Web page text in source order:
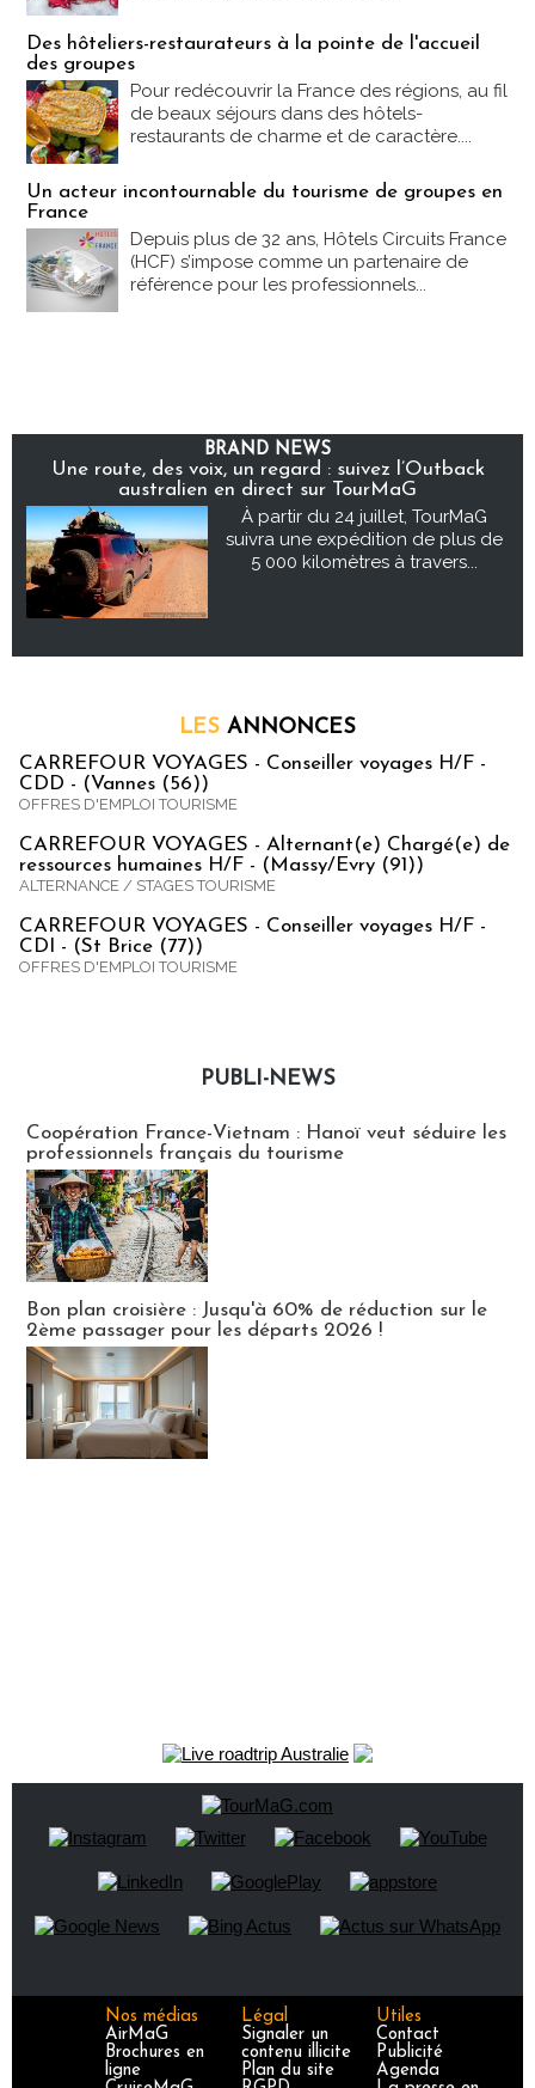
Des hôteliers-restaurateurs à la pointe de l'accueil
des groupes
Pour redécouvrir la France des régions, au fil
de beaux séjours dans des hôtels-
restaurants de charme et de caractère....
Un acteur incontournable du tourisme de groupes en
France
Depuis plus de 32 ans, Hôtels Circuits France
(HCF) s’impose comme un partenaire de
référence pour les professionnels...
BRAND NEWS
Une route, des voix, un regard : suivez l’Outback
australien en direct sur TourMaG
À partir du 24 juillet, TourMaG
suivra une expédition de plus de
5 000 kilomètres à travers...
LES ANNONCES
CARREFOUR VOYAGES - Conseiller voyages H/F -
CDD - (Vannes (56))
OFFRES D'EMPLOI TOURISME
CARREFOUR VOYAGES - Alternant(e) Chargé(e) de
ressources humaines H/F - (Massy/Evry (91))
ALTERNANCE / STAGES TOURISME
CARREFOUR VOYAGES - Conseiller voyages H/F -
CDI - (St Brice (77))
OFFRES D'EMPLOI TOURISME
PUBLI-NEWS
Coopération France-Vietnam : Hanoï veut séduire les
professionnels français du tourisme
Bon plan croisière : Jusqu'à 60% de réduction sur le
2ème passager pour les départs 2026 !
Nos médias
AirMaG
Brochures en
ligne
Légal
Signaler un
contenu illicite
Plan du site
Utiles
Contact
Publicité
Agenda